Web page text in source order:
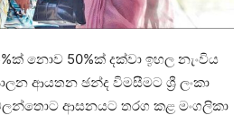
නොව 50%ක් දක්වා ඉහල නැංවිය
ආයතන ඡන්ද විමසීමට ශ්‍රී ලංකා
ආසනයට තරග කළ මංගලිකා